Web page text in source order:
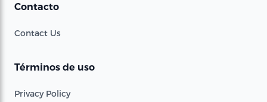
Contacto
Contact Us
Términos de uso
Privacy Policy